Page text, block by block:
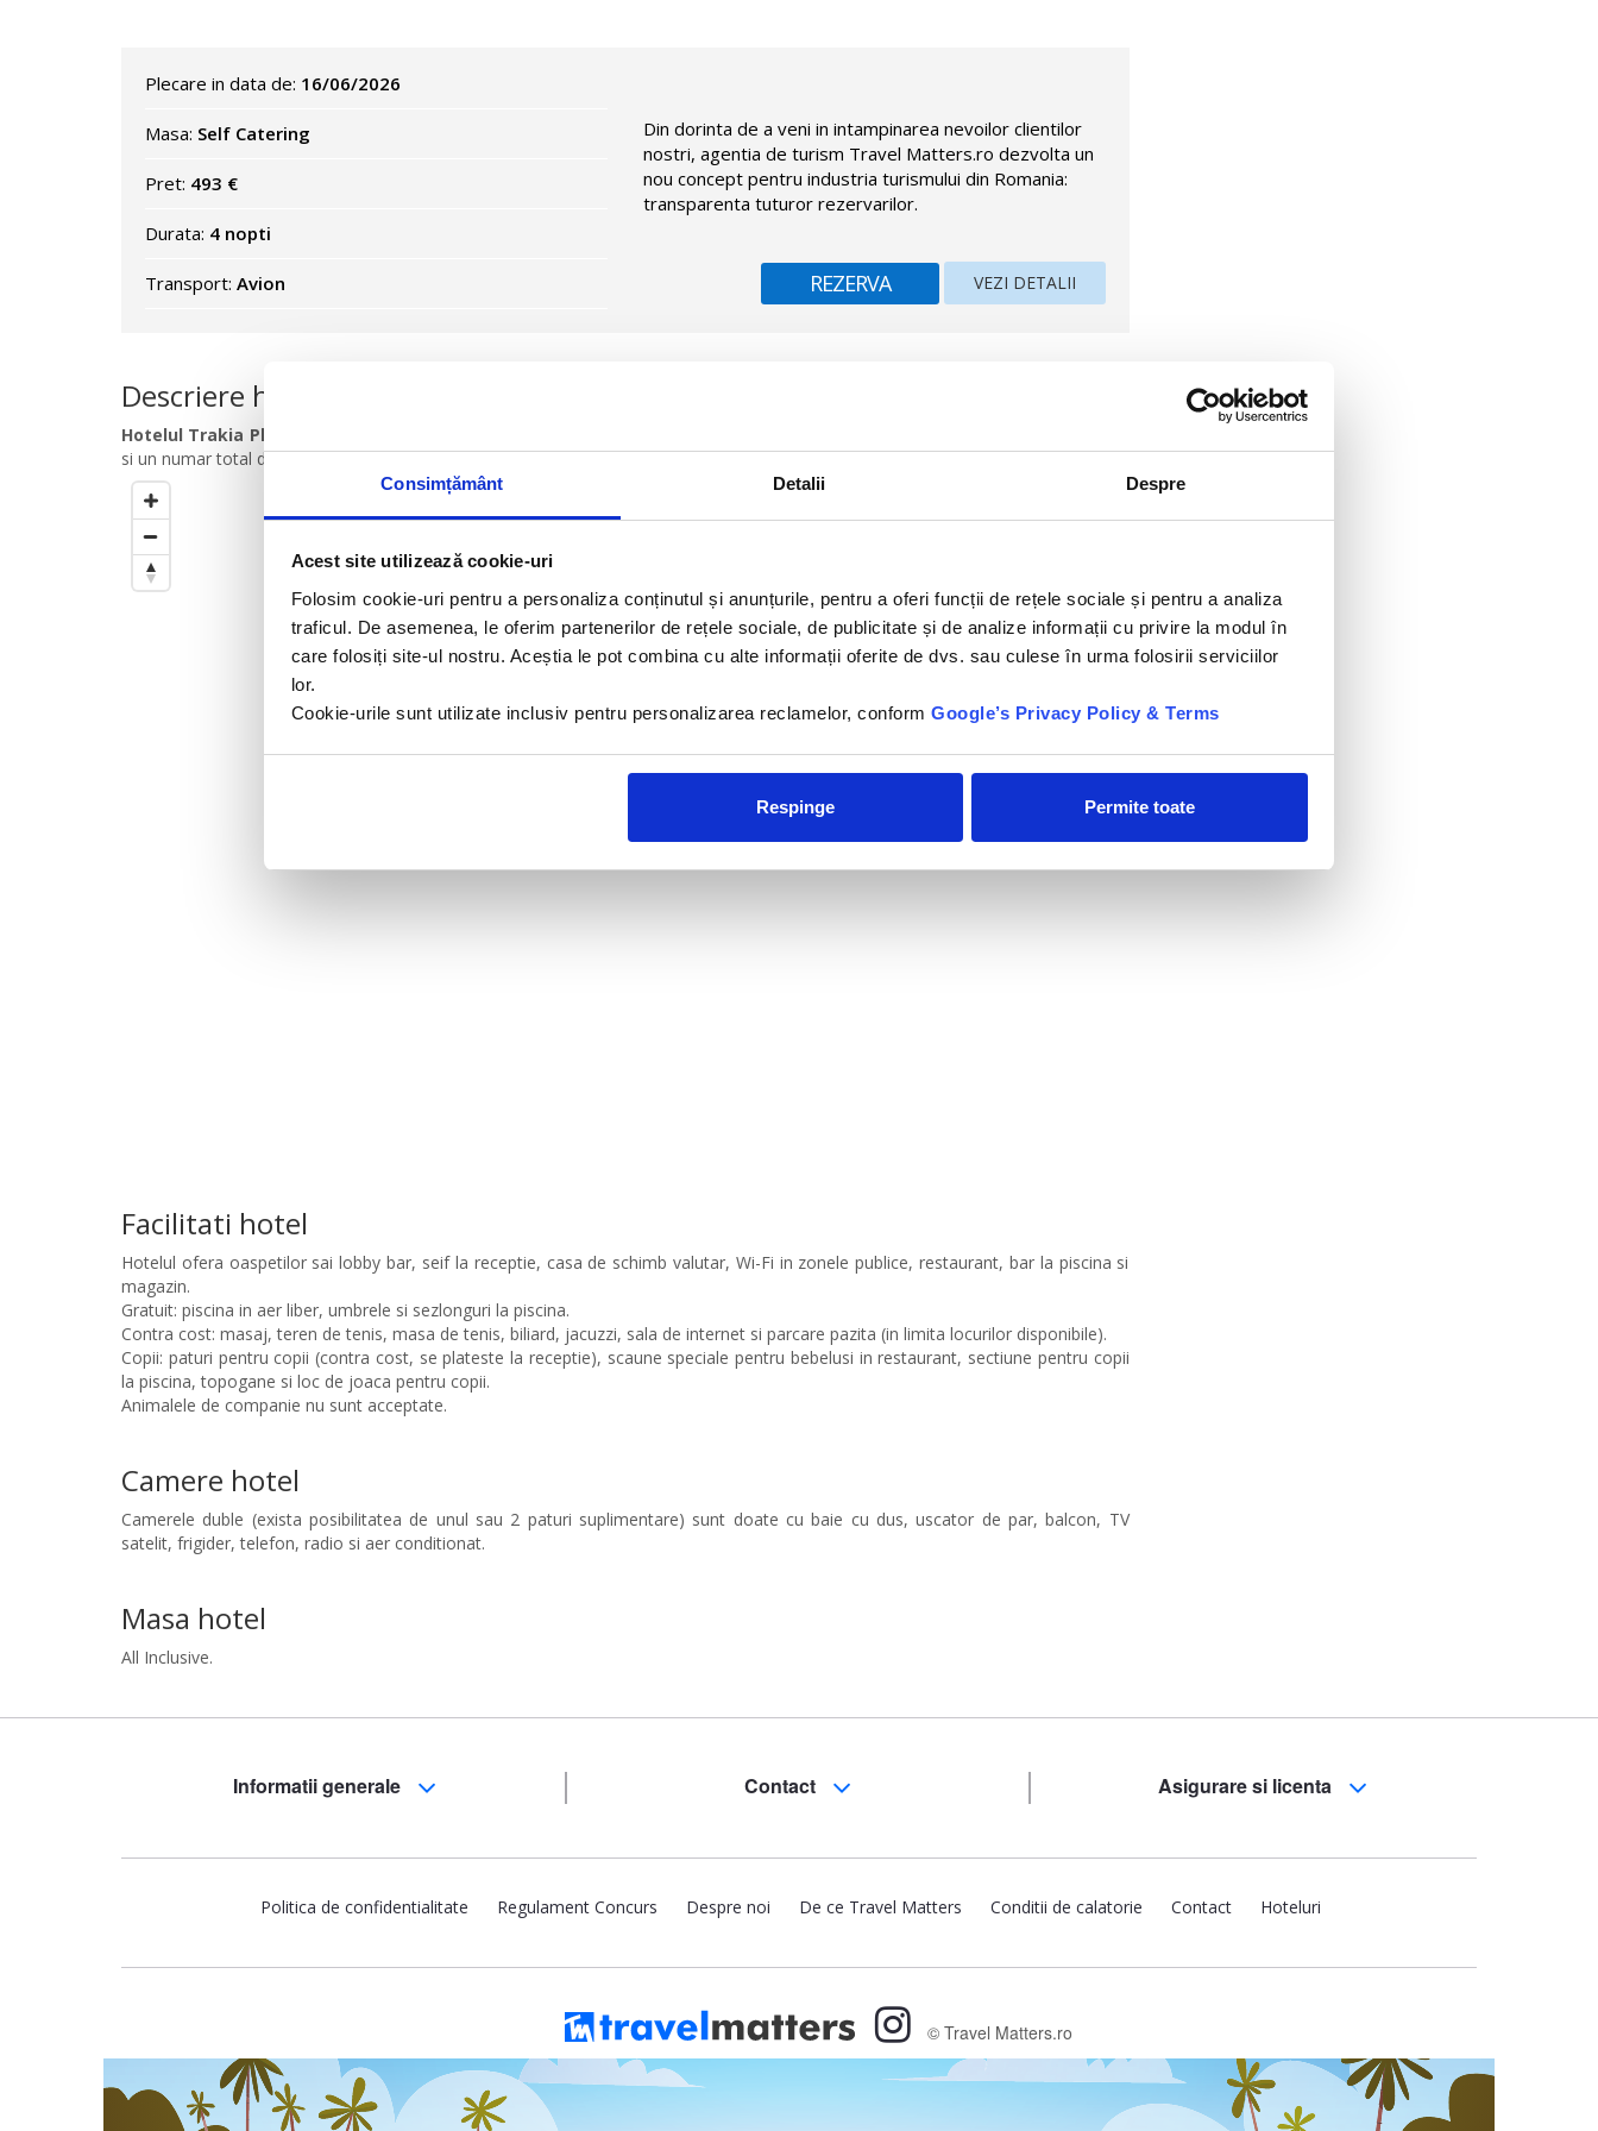
Consimțământ Detalii Despre
Acest site utilizează cookie-uri
Folosim cookie-uri pentru a personaliza conținutul și anunțurile, pentru a oferi funcții de rețele sociale și pentru a analiza
traficul. De asemenea, le oferim partenerilor de rețele sociale, de publicitate și de analize informații cu privire la modul în
care folosiți site-ul nostru. Aceștia le pot combina cu alte informații oferite de dvs. sau culese în urma folosirii serviciilor
lor.
Cookie-urile sunt utilizate inclusiv pentru personalizarea reclamelor, conform Google’s Privacy Policy & Terms
Respinge Permite toate
Plecare in data de: 16/06/2026
Masa: Self Catering
Pret: 493 €
Durata: 4 nopti
Transport: Avion
Din dorinta de a veni in intampinarea nevoilor clientilor
nostri, agentia de turism Travel Matters.ro dezvolta un
nou concept pentru industria turismului din Romania:
transparenta tuturor rezervarilor.
REZERVA VEZI DETALII
Descriere hotel
Hotelul Trakia Plaza 4 *
si un numar total de 174 de camere.
×
Trakia Plaza - 4*
afla situat la 500 m de centrul
m de...
Facilitati hotel
Hotelul ofera oaspetilor sai lobby bar, seif la receptie, casa de schimb valutar, Wi-Fi in zonele publice, restaurant, bar la piscina si
magazin.
Gratuit: piscina in aer liber, umbrele si sezlonguri la piscina.
Contra cost: masaj, teren de tenis, masa de tenis, biliard, jacuzzi, sala de internet si parcare pazita (in limita locurilor disponibile).
Copii: paturi pentru copii (contra cost, se plateste la receptie), scaune speciale pentru bebelusi in restaurant, sectiune pentru copii
la piscina, topogane si loc de joaca pentru copii.
Animalele de companie nu sunt acceptate.
Camere hotel
Camerele duble (exista posibilitatea de unul sau 2 paturi suplimentare) sunt doate cu baie cu dus, uscator de par, balcon, TV
satelit, frigider, telefon, radio si aer conditionat.
Masa hotel
All Inclusive.
Informatii generale Contact Asigurare si licenta
Politica de confidentialitate Regulament Concurs Despre noi De ce Travel Matters Conditii de calatorie Contact Hoteluri
© Travel Matters.ro